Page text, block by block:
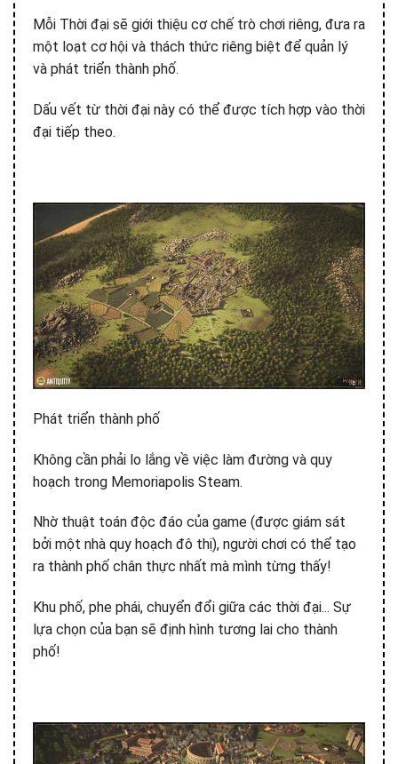
Mỗi Thời đại sẽ giới thiệu cơ chế trò chơi riêng, đưa ra
một loạt cơ hội và thách thức riêng biệt để quản lý
và phát triển thành phố.
Dấu vết từ thời đại này có thể được tích hợp vào thời
đại tiếp theo.
Phát triển thành phố
Không cần phải lo lắng về việc làm đường và quy
hoạch trong Memoriapolis Steam.
Nhờ thuật toán độc đáo của game (được giám sát
bởi một nhà quy hoạch đô thị), người chơi có thể tạo
ra thành phố chân thực nhất mà mình từng thấy!
Khu phố, phe phái, chuyển đổi giữa các thời đại... Sự
lựa chọn của bạn sẽ định hình tương lai cho thành
phố!